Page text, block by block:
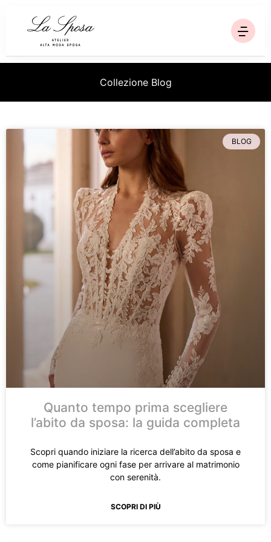
Chi siamo
Contatti
Via Trinità, 95 - Sala Consilina SA
Prenota un appuntamento
Collezione Blog
BLOG
Quanto tempo prima scegliere
l’abito da sposa: la guida completa
Scopri quando iniziare la ricerca dell’abito da sposa e
come pianificare ogni fase per arrivare al matrimonio
con serenità.
SCOPRI DI PIÙ